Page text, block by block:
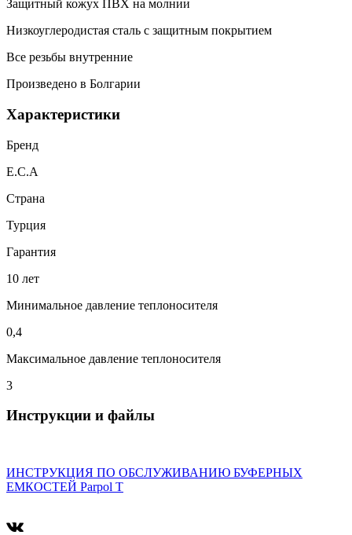
Защитный кожух ПВХ на молнии
Низкоуглеродистая сталь с защитным покрытием
Все резьбы внутренние
Произведено в Болгарии
Характеристики
Бренд
E.C.A
Страна
Турция
Гарантия
10 лет
Минимальное давление теплоносителя
0,4
Максимальное давление теплоносителя
3
Инструкции и файлы
ИНСТРУКЦИЯ ПО ОБСЛУЖИВАНИЮ БУФЕРНЫХ
ЕМКОСТЕЙ Parpol T